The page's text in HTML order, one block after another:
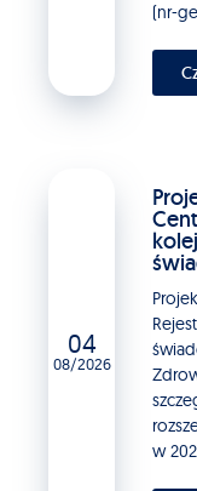
(nr-
04
08/2026
w